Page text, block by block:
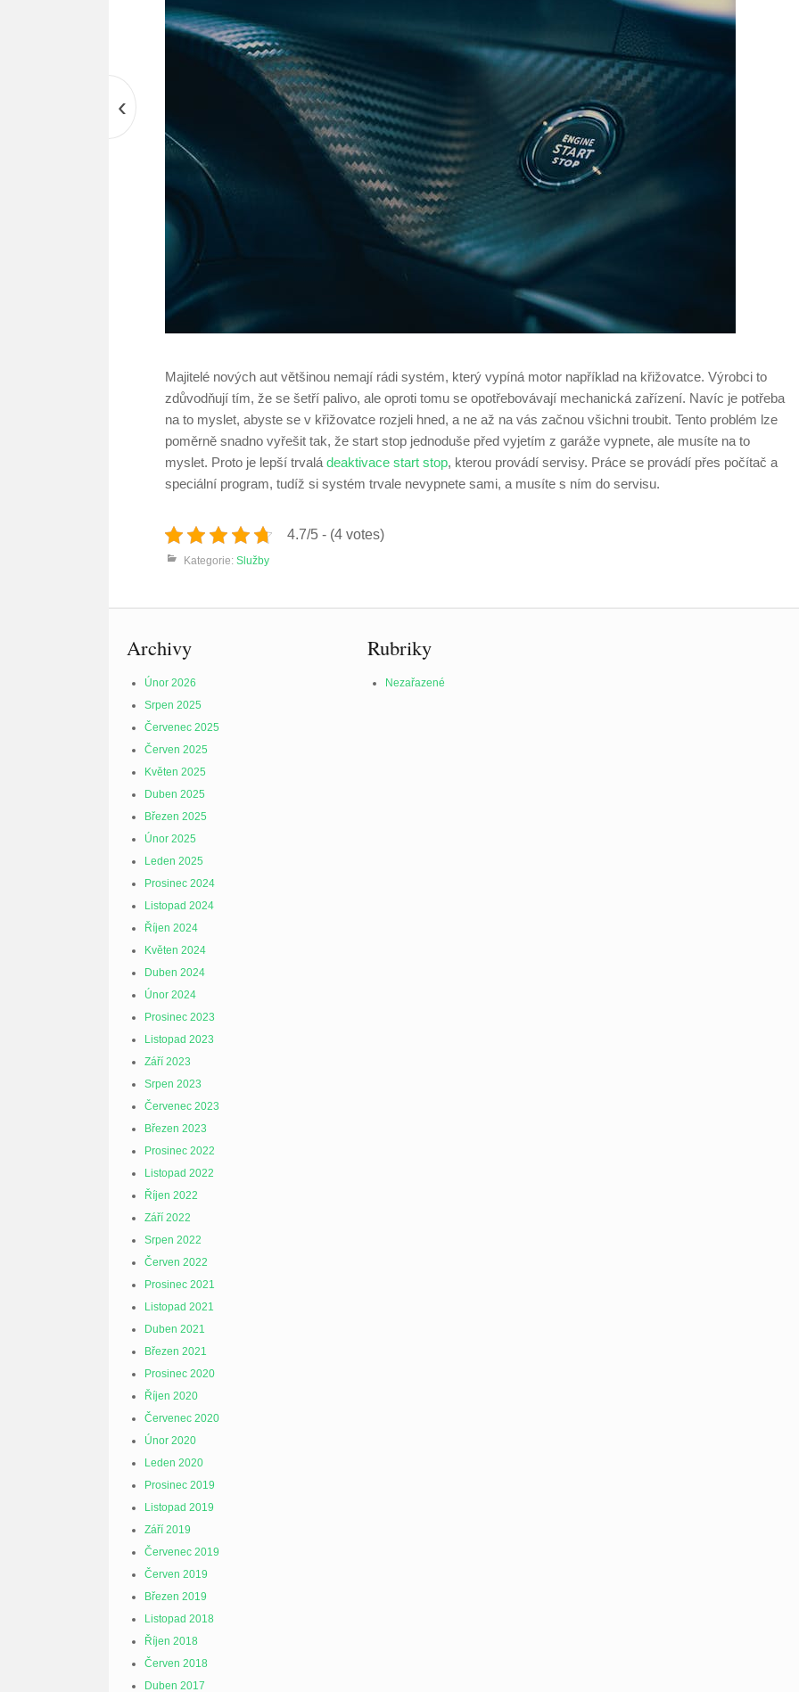
Majitelé nových aut většinou nemají rádi systém, který vypíná motor například na křižovatce. Výrobci to
zdůvodňují tím, že se šetří palivo, ale oproti tomu se opotřebovávají mechanická zařízení. Navíc je potřeba
na to myslet, abyste se v křižovatce rozjeli hned, a ne až na vás začnou všichni troubit. Tento problém lze
poměrně snadno vyřešit tak, že start stop jednoduše před vyjetím z garáže vypnete, ale musíte na to
myslet. Proto je lepší trvalá deaktivace start stop, kterou provádí servisy. Práce se provádí přes počítač a
speciální program, tudíž si systém trvale nevypnete sami, a musíte s ním do servisu.
4.7/5 - (4 votes)
Kategorie: Služby
‹
Archivy
Únor 2026
Srpen 2025
Červenec 2025
Červen 2025
Květen 2025
Duben 2025
Březen 2025
Únor 2025
Leden 2025
Prosinec 2024
Listopad 2024
Říjen 2024
Květen 2024
Duben 2024
Únor 2024
Prosinec 2023
Listopad 2023
Září 2023
Srpen 2023
Červenec 2023
Březen 2023
Prosinec 2022
Listopad 2022
Říjen 2022
Září 2022
Srpen 2022
Červen 2022
Prosinec 2021
Listopad 2021
Duben 2021
Březen 2021
Prosinec 2020
Říjen 2020
Červenec 2020
Únor 2020
Leden 2020
Prosinec 2019
Listopad 2019
Září 2019
Červenec 2019
Červen 2019
Březen 2019
Listopad 2018
Říjen 2018
Červen 2018
Duben 2017
Rubriky
Nezařazené